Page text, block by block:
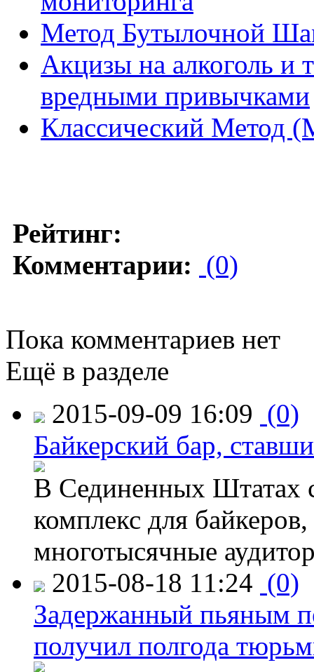
Метод Бутылочной
Акцизы на алкоголь и
вредными привычками
Классический Метод
Рейтинг:
Комментарии: (0)
Пока комментариев нет
Ещё в разделе
2015-09-09 16:09 (0)
Байкерский бар,
В Сединенных Штатах
комплекс для
многотысячные
2015-08-18 11:24 (0)
Задержанный пьяным
получил полгода